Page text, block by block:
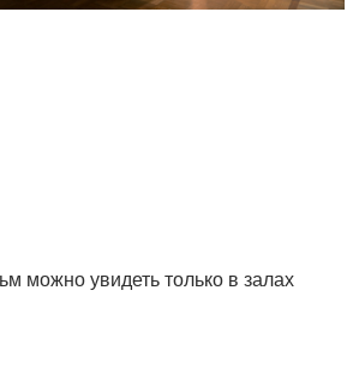
можно увидеть только в залах